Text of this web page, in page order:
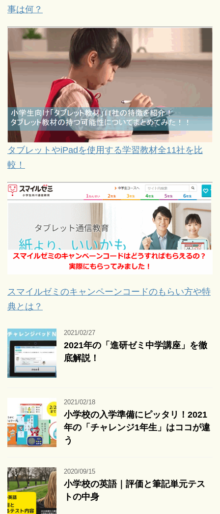
事は何？
タブレットやiPadを使用する学習教材全11社を比
較！
スマイルゼミのキャンペーンコードのもらい方や特
典とは？
2021/02/27
2021年の「進研ゼミ中学講座」を徹
底解説！
2021/02/18
小学校の入学準備にピッタリ！2021
年の「チャレンジ1年生」はココが違
う
2020/09/15
小学校の英語｜評価と筆記単元テス
トの中身